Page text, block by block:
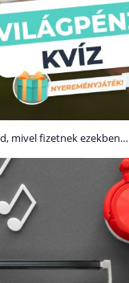
mivel fizetnek ezekben…